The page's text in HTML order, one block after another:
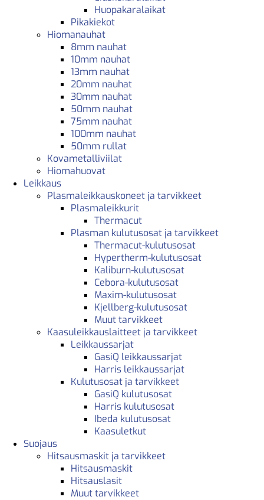
Huopakaralaikat
Pikakiekot
Hiomanauhat
8mm nauhat
10mm nauhat
13mm nauhat
20mm nauhat
30mm nauhat
50mm nauhat
75mm nauhat
100mm nauhat
50mm rullat
Kovametalliviilat
Hiomahuovat
Leikkaus
Plasmaleikkauskoneet ja tarvikkeet
Plasmaleikkurit
Thermacut
Plasman kulutusosat ja tarvikkeet
Thermacut-kulutusosat
Hypertherm-kulutusosat
Kaliburn-kulutusosat
Cebora-kulutusosat
Maxim-kulutusosat
Kjellberg-kulutusosat
Muut tarvikkeet
Kaasuleikkauslaitteet ja tarvikkeet
Leikkaussarjat
GasiQ leikkaussarjat
Harris leikkaussarjat
Kulutusosat ja tarvikkeet
GasiQ kulutusosat
Harris kulutusosat
Ibeda kulutusosat
Kaasuletkut
Suojaus
Hitsausmaskit ja tarvikkeet
Hitsausmaskit
Hitsauslasit
Muut tarvikkeet